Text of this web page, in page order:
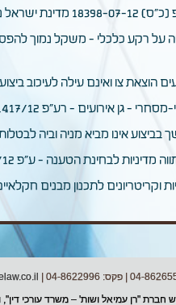
על רקע כלכלי - משקל נמוך
לעיכוב ביצועו - רע"פ 5552/09, שלאלדה נ' יו"ר הוועדה
- רע"פ 1417/12, אחוזת הברון נ' מ"י
מניה וביה לבטלות הצו - בג"צ 5668/10 נאיף נ'
- ע"פ 6328/12 מדינת ישראל נ' פולדי פרץ ואח'
לתכנון מבנים
חברת "רן עמיאל ושות' – משרד עורכי